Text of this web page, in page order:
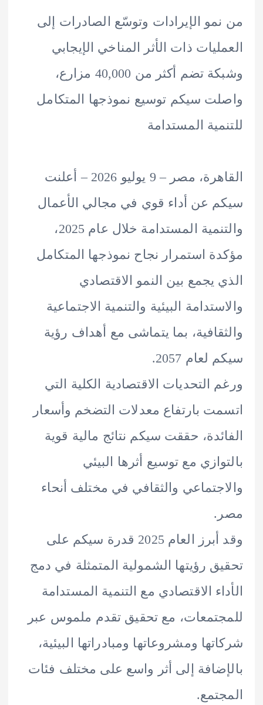
الإيرادات وتوسّع الصادرات إلى
ذات الأثر المناخي الإيجابي
وشبكة تضم أكثر من 40,000 مزارع،
سيكم توسيع نموذجها المتكامل
المستدامة
القاهرة، مصر – 9 يوليو 2026 – أعلنت
عن أداء قوي في مجالي الأعمال
والتنمية المستدامة خلال عام 2025،
استمرار نجاح نموذجها المتكامل
يجمع بين النمو الاقتصادي
البيئية والتنمية الاجتماعية
بما يتماشى مع أهداف رؤية
2057.
التحديات الاقتصادية الكلية التي
بارتفاع معدلات التضخم وأسعار
حققت سيكم نتائج مالية قوية
مع توسيع أثرها البيئي
والثقافي في مختلف أنحاء
وقد أبرز العام 2025 قدرة سيكم على
رؤيتها الشمولية المتمثلة في دمج
الاقتصادي مع التنمية المستدامة
مع تحقيق تقدم ملموس عبر
ومشروعاتها ومبادراتها البيئية،
إلى أثر واسع على مختلف فئات